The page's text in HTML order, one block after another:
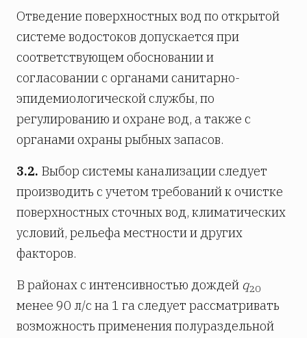
Отведение поверхностных вод по открытой
системе водостоков допускается при
соответствующем обосновании и
согласовании с органами санитарно-
эпидемиологической службы, по
регулированию и охране вод, а также с
органами охраны рыбных запасов.
3.2. Выбор системы канализации следует
производить с учетом требований к очистке
поверхностных сточных вод, климатических
условий, рельефа местности и других
факторов.
В районах с интенсивностью дождей q20
менее 90 л/с на 1 га следует рассматривать
возможность применения полураздельной